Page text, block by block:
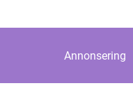
Annonsering